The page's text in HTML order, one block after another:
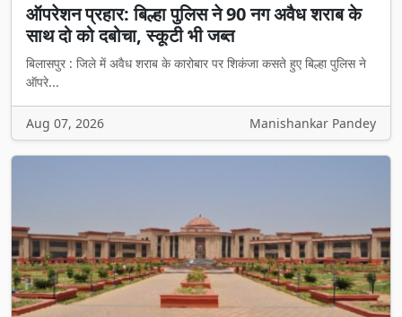
ऑपरेशन प्रहार: बिल्हा पुलिस ने 90 नग अवैध शराब के
साथ दो को दबोचा, स्कूटी भी जब्त
बिलासपुर : जिले में अवैध शराब के कारोबार पर शिकंजा कसते हुए बिल्हा पुलिस ने
ऑपरे...
Aug 07, 2026 Manishankar Pandey